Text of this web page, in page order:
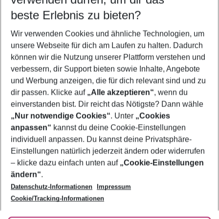
5-8 Nächte
2 Erwachsene Keine Kinder
Mehr Filter anzeigen
Footer
Footer navigation
Über uns
AGB
Bestpreisgarantie
Cookie-Einstellungen ändern
Cookie-Richtlinie
Agenturbetreuung
Barrierefreies Reisen
Folge uns
beste Erlebnis zu bieten?
Wir verwenden Cookies und ähnliche Technologien, um
unsere Webseite für dich am Laufen zu halten. Dadurch
können wir die Nutzung unserer Plattform verstehen und
verbessern, dir Support bieten sowie Inhalte, Angebote
und Werbung anzeigen, die für dich relevant sind und zu
dir passen. Klicke auf „Alle akzeptieren“, wenn du
einverstanden bist. Dir reicht das Nötigste? Dann wähle
„Nur notwendige Cookies“. Unter „Cookies
anpassen“ kannst du deine Cookie-Einstellungen
individuell anpassen. Du kannst deine Privatsphäre-
Einstellungen natürlich jederzeit ändern oder widerrufen
– klicke dazu einfach unten auf „Cookie-Einstellungen
ändern“.
Datenschutz-Informationen
Impressum
Cookie/Tracking-Informationen